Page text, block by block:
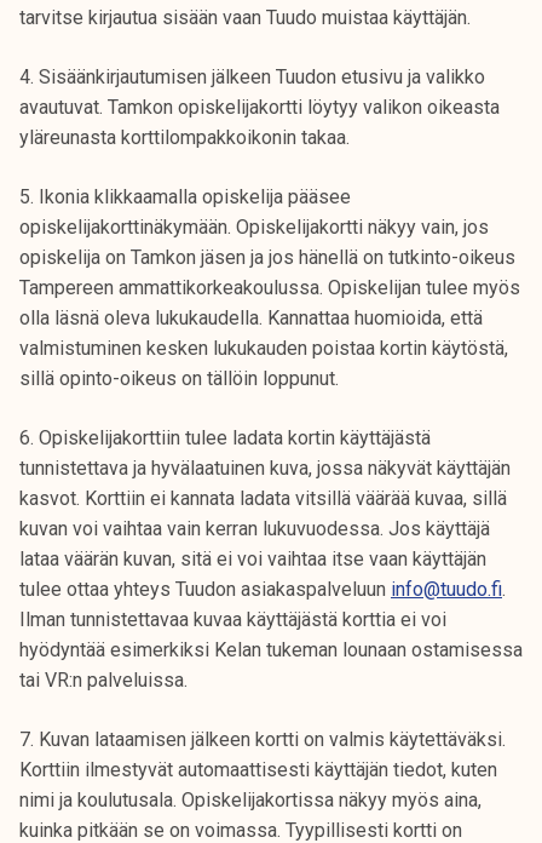
tarvitse kirjautua sisään vaan Tuudo muistaa käyttäjän.
4. Sisäänkirjautumisen jälkeen Tuudon etusivu ja valikko
avautuvat. Tamkon opiskelijakortti löytyy valikon oikeasta
yläreunasta korttilompakkoikonin takaa.
5. Ikonia klikkaamalla opiskelija pääsee
opiskelijakorttinäkymään. Opiskelijakortti näkyy vain, jos
opiskelija on Tamkon jäsen ja jos hänellä on tutkinto-oikeus
Tampereen ammattikorkeakoulussa. Opiskelijan tulee myös
olla läsnä oleva lukukaudella. Kannattaa huomioida, että
valmistuminen kesken lukukauden poistaa kortin käytöstä,
sillä opinto-oikeus on tällöin loppunut.
6. Opiskelijakorttiin tulee ladata kortin käyttäjästä
tunnistettava ja hyvälaatuinen kuva, jossa näkyvät käyttäjän
kasvot. Korttiin ei kannata ladata vitsillä väärää kuvaa, sillä
kuvan voi vaihtaa vain kerran lukuvuodessa. Jos käyttäjä
lataa väärän kuvan, sitä ei voi vaihtaa itse vaan käyttäjän
tulee ottaa yhteys Tuudon asiakaspalveluun info@tuudo.fi.
Ilman tunnistettavaa kuvaa käyttäjästä korttia ei voi
hyödyntää esimerkiksi Kelan tukeman lounaan ostamisessa
tai VR:n palveluissa.
7. Kuvan lataamisen jälkeen kortti on valmis käytettäväksi.
Korttiin ilmestyvät automaattisesti käyttäjän tiedot, kuten
nimi ja koulutusala. Opiskelijakortissa näkyy myös aina,
kuinka pitkään se on voimassa. Tyypillisesti kortti on